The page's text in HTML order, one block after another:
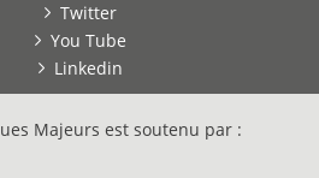
Twitter
You Tube
Linkedin
Majeurs est soutenu par :